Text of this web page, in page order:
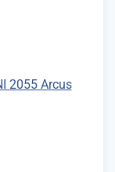
2055 Arcus